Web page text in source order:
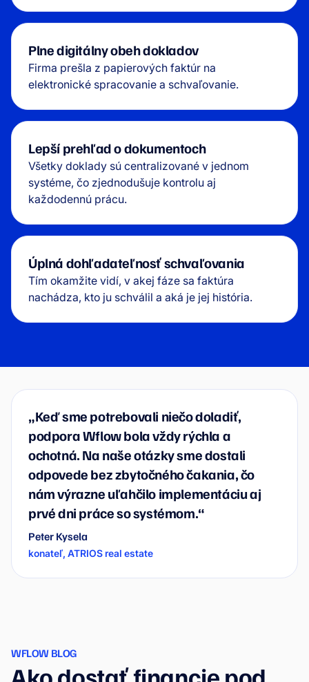
Plne digitálny obeh dokladov
Firma prešla z papierových faktúr na
elektronické spracovanie a schvaľovanie.
Lepší prehľad o dokumentoch
Všetky doklady sú centralizované v jednom
systéme, čo zjednodušuje kontrolu aj
každodennú prácu.
Úplná dohľadateľnosť schvaľovania
Tím okamžite vidí, v akej fáze sa faktúra
nachádza, kto ju schválil a aká je jej história.
„Keď sme potrebovali niečo doladiť,
podpora Wflow bola vždy rýchla a
ochotná. Na naše otázky sme dostali
odpovede bez zbytočného čakania, čo
nám výrazne uľahčilo implementáciu aj
prvé dni práce so systémom.“
Peter Kysela
konateľ, ATRIOS real estate
WFLOW BLOG